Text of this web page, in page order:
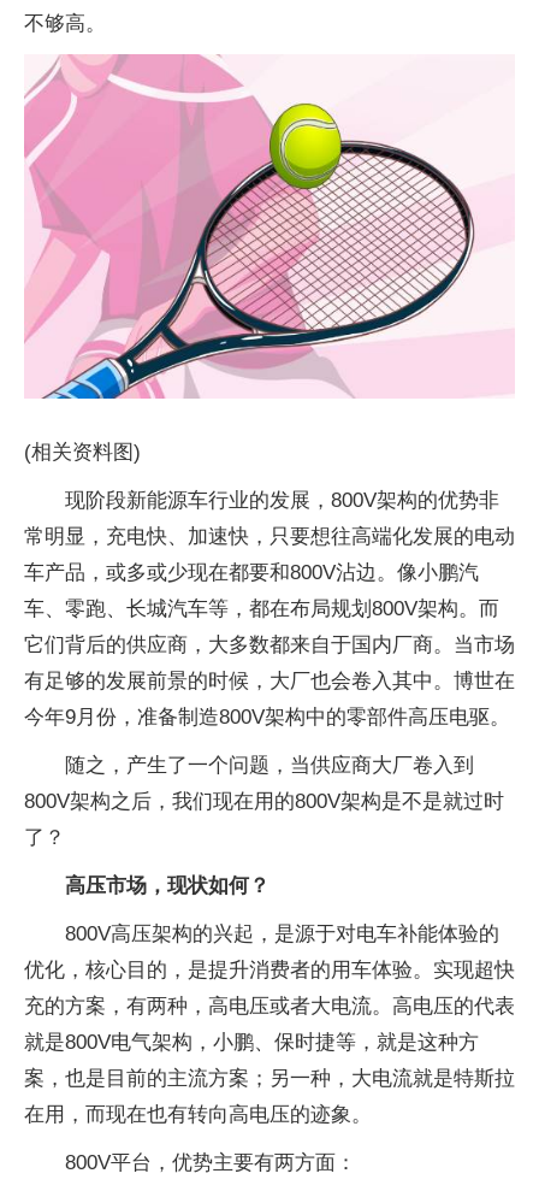
不够高。
(相关资料图)
现阶段新能源车行业的发展，800V架构的优势非
常明显，充电快、加速快，只要想往高端化发展的电动
车产品，或多或少现在都要和800V沾边。像小鹏汽
车、零跑、长城汽车等，都在布局规划800V架构。而
它们背后的供应商，大多数都来自于国内厂商。当市场
有足够的发展前景的时候，大厂也会卷入其中。博世在
今年9月份，准备制造800V架构中的零部件高压电驱。
随之，产生了一个问题，当供应商大厂卷入到
800V架构之后，我们现在用的800V架构是不是就过时
了？
高压市场，现状如何？
800V高压架构的兴起，是源于对电车补能体验的
优化，核心目的，是提升消费者的用车体验。实现超快
充的方案，有两种，高电压或者大电流。高电压的代表
就是800V电气架构，小鹏、保时捷等，就是这种方
案，也是目前的主流方案；另一种，大电流就是特斯拉
在用，而现在也有转向高电压的迹象。
800V平台，优势主要有两方面：